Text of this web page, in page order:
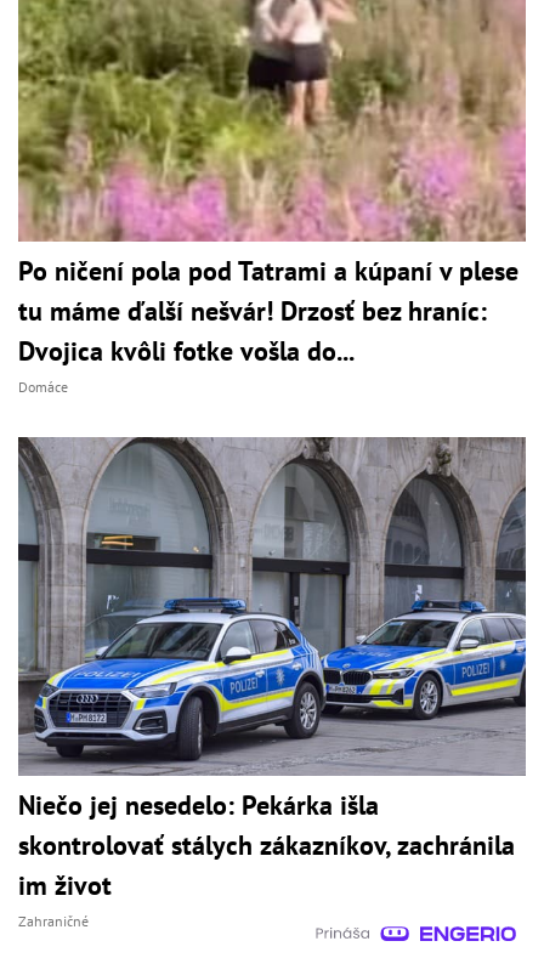
Po ničení pola pod Tatrami a kúpaní v plese
tu máme ďalší nešvár! Drzosť bez hraníc:
Dvojica kvôli fotke vošla do...
Domáce
Niečo jej nesedelo: Pekárka išla
skontrolovať stálych zákazníkov, zachránila
im život
Zahraničné